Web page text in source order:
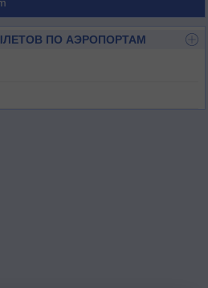
ПО АЭРОПОРТАМ